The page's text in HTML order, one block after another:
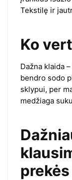
Tekstilę ir
Ko
Dažna klaida
bendro sodo
sklypui, per
medžiaga
prekės